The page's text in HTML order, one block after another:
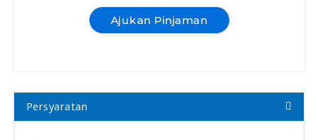
Ajukan Pinjaman
Persyaratan